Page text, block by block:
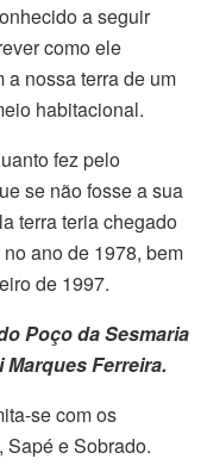
a seguir
como ele
a nossa terra de um
habitacional.
fez pelo
se não fosse a sua
terra teria chegado
ano de 1978, bem
de 1997.
Poço da Sesmaria
Marques Ferreira.
se com os
e Sobrado.